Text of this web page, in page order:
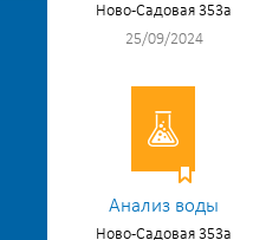
Ново-Садовая 353а
25/09/2024
Анализ воды
Ново-Садовая 353а